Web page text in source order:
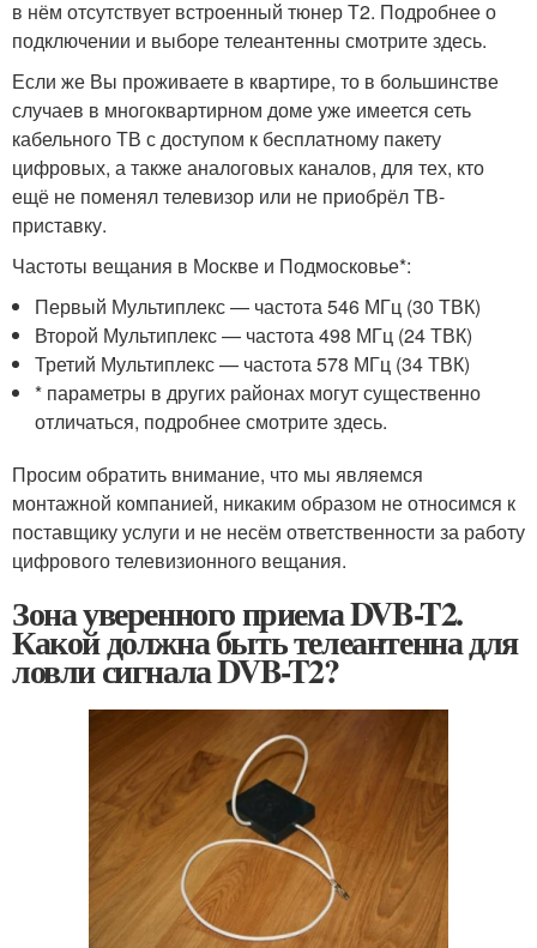
в нём отсутствует встроенный тюнер Т2. Подробнее о
подключении и выборе телеантенны смотрите здесь.
Если же Вы проживаете в квартире, то в большинстве
случаев в многоквартирном доме уже имеется сеть
кабельного ТВ с доступом к бесплатному пакету
цифровых, а также аналоговых каналов, для тех, кто
ещё не поменял телевизор или не приобрёл ТВ-
приставку.
Частоты вещания в Москве и Подмосковье*:
Первый Мультиплекс — частота 546 МГц (30 ТВК)
Второй Мультиплекс — частота 498 МГц (24 ТВК)
Третий Мультиплекс — частота 578 МГц (34 ТВК)
* параметры в других районах могут существенно
отличаться, подробнее смотрите здесь.
Просим обратить внимание, что мы являемся
монтажной компанией, никаким образом не относимся к
поставщику услуги и не несём ответственности за работу
цифрового телевизионного вещания.
Зона уверенного приема DVB-T2.
Какой должна быть телеантенна для
ловли сигнала DVB-T2?